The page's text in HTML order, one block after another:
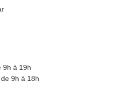
9h à 19h
9h à 18h